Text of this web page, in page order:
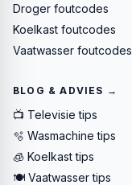
Droger foutcodes
Koelkast foutcodes
Vaatwasser foutcodes
BLOG & ADVIES →
📺 Televisie tips
🫧 Wasmachine tips
🧊 Koelkast tips
🍽️ Vaatwasser tips